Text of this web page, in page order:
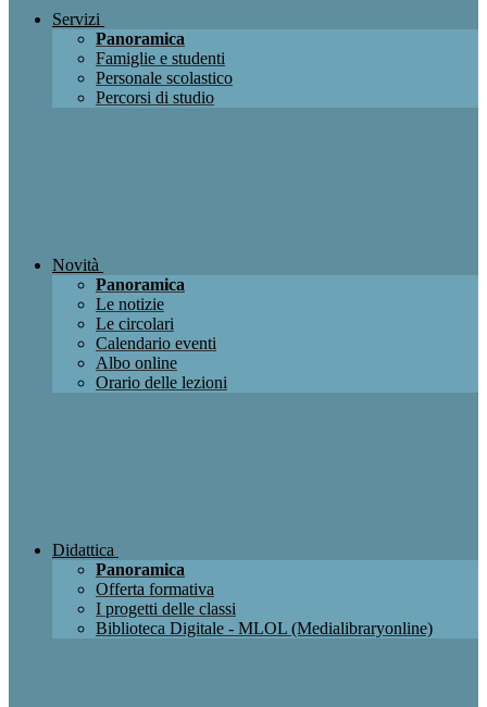
Servizi
Panoramica
Famiglie e studenti
Personale scolastico
Percorsi di studio
Novità
Panoramica
Le notizie
Le circolari
Calendario eventi
Albo online
Orario delle lezioni
Didattica
Panoramica
Offerta formativa
I progetti delle classi
Biblioteca Digitale - MLOL (Medialibraryonline)